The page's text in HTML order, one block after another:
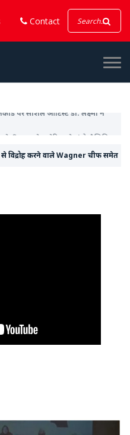
Contact
विद्रोह करने वाले Wagner चीफ समेत